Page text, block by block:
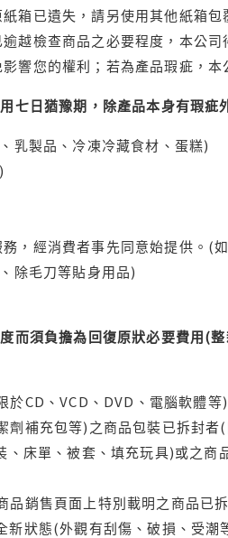
箱已遺失，請另使用其他紙箱
越檢查商品之必要程度，本公
響您的權利；若為產品瑕疵，本
七日猶豫期，除產品本身有瑕疵
乳製品、冷凍冷藏食材、蛋糕)
，經消費者事先同意始提供。(
除毛刀等貼身用品)
而須負擔為回復原狀必要費用(
CD、VCD、DVD、電腦軟體
補充包等)之商品包裝已拆封者
床單、被套、填充玩具)或之商
銷售頁面上特別載明之商品已
狀態(外觀有刮傷、破損、受